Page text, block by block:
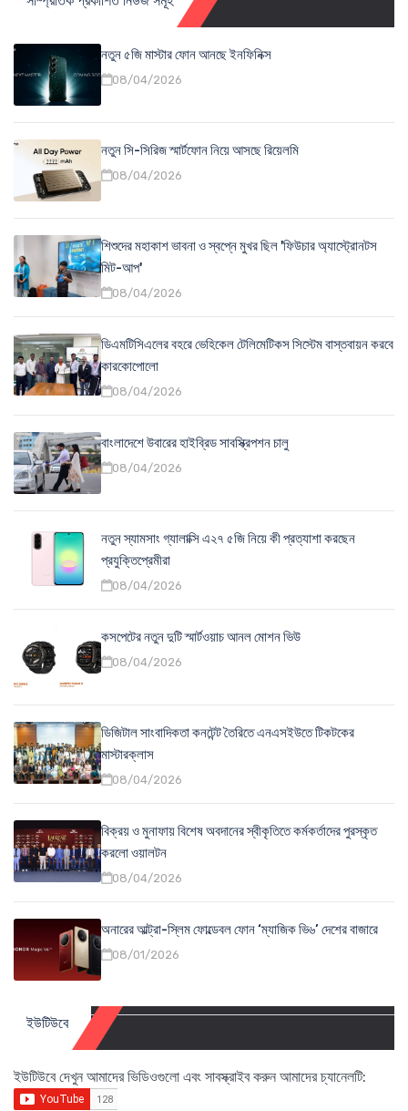
নতুন ৫জি মাস্টার ফোন আনছে ইনফিনিক্স
08/04/2026
নতুন সি-সিরিজ স্মার্টফোন নিয়ে আসছে রিয়েলমি
08/04/2026
শিশুদের মহাকাশ ভাবনা ও স্বপ্নে মুখর ছিল 'ফিউচার অ্যাস্ট্রোনটস
মিট-আপ'
08/04/2026
ডিএমটিসিএলের বহরে ভেহিকেল টেলিমেটিকস সিস্টেম বাস্তবায়ন করবে
কারকোপোলো
08/04/2026
বাংলাদেশে উবারের হাইব্রিড সাবস্ক্রিপশন চালু
08/04/2026
নতুন স্যামসাং গ্যালাক্সি এ২৭ ৫জি নিয়ে কী প্রত্যাশা করছেন
প্রযুক্তিপ্রেমীরা
08/04/2026
কসপেটের নতুন দুটি স্মার্টওয়াচ আনল মোশন ভিউ
08/04/2026
ডিজিটাল সাংবাদিকতা কনটেন্ট তৈরিতে এনএসইউতে টিকটকের
মাস্টারক্লাস
08/04/2026
বিক্রয় ও মুনাফায় বিশেষ অবদানের স্বীকৃতিতে কর্মকর্তাদের পুরস্কৃত
করলো ওয়ালটন
08/04/2026
অনারের আল্ট্রা-স্লিম ফোল্ডেবল ফোন ‘ম্যাজিক ভি৬’ দেশের বাজারে
08/01/2026
ইউটিউবে
ইউটিউবে দেখুন আমাদের ভিডিওগুলো এবং সাবস্ক্রাইব করুন আমাদের চ্যানেলটি: